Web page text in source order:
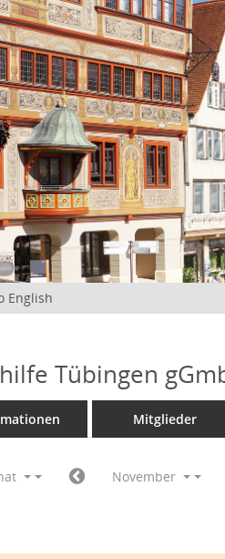
English
Tübingen
Mitglieder
November